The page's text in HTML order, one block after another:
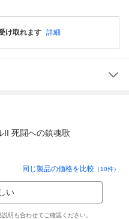
け取れます 詳細
II 死闘への鎮魂歌
同じ製品の価格を比較 （10件）
い
明も合わせてご確認ください。